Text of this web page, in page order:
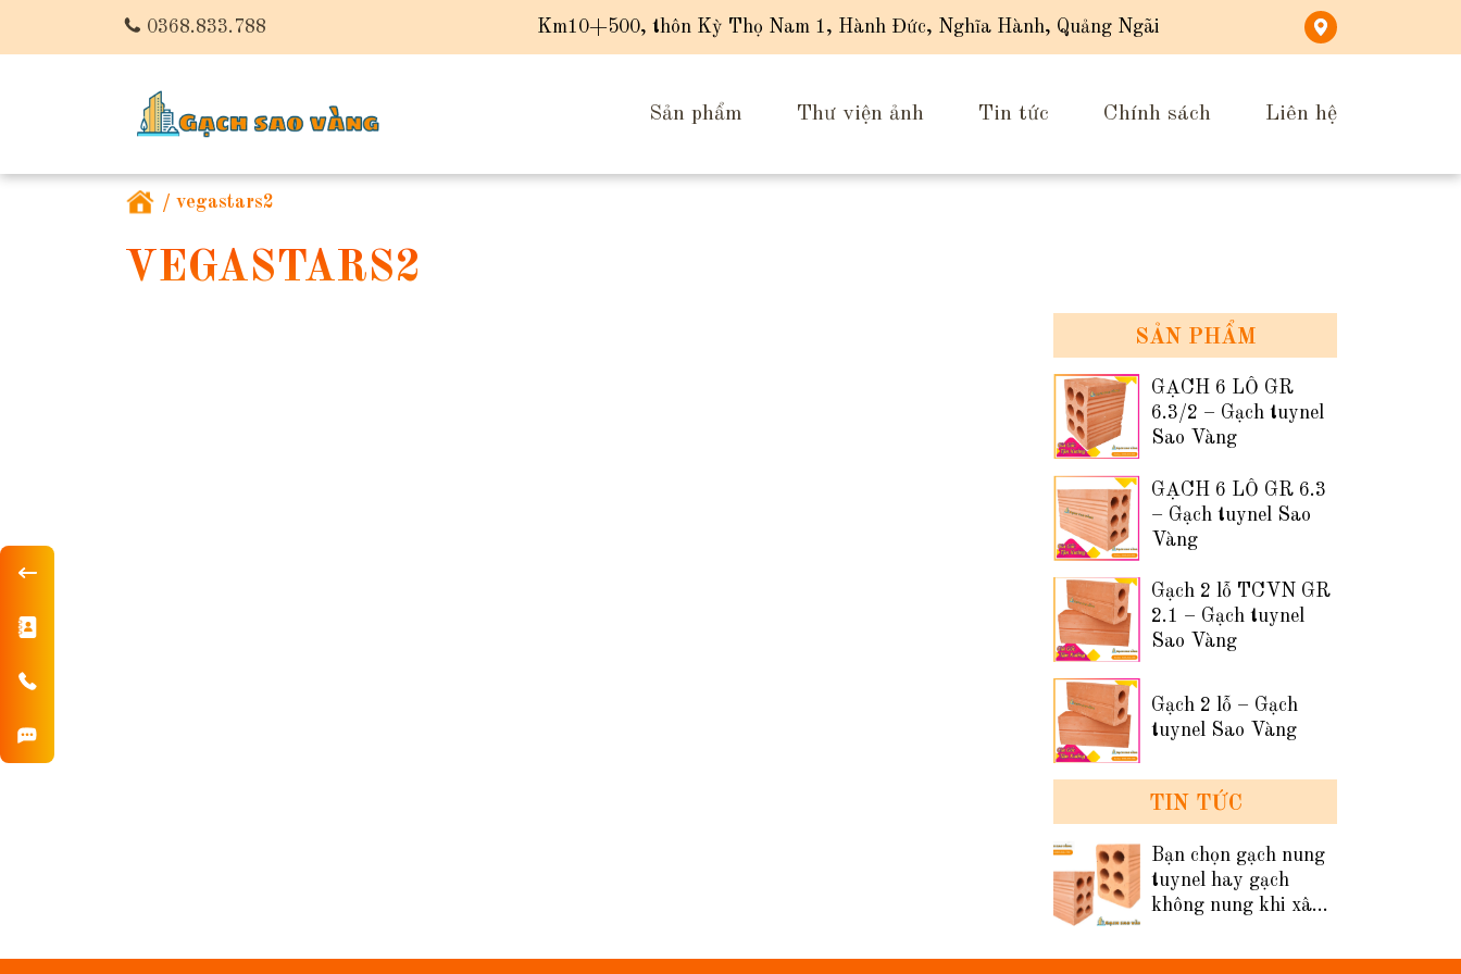
0368.833.788 Km10+500, thôn Kỳ Thọ Nam 1, Hành Đức, Nghĩa Hành, Quảng Ngãi
Sản phẩm Thư viện ảnh Tin tức Chính sách Liên hệ
/ vegastars2
VEGASTARS2
SẢN PHẨM
GẠCH 6 LỖ GR
6.3/2 – Gạch tuynel
Sao Vàng
GẠCH 6 LỖ GR 6.3
– Gạch tuynel Sao
Vàng
Gạch 2 lỗ TCVN GR
2.1 – Gạch tuynel
Sao Vàng
Gạch 2 lỗ – Gạch
tuynel Sao Vàng
TIN TỨC
Bạn chọn gạch nung
tuynel hay gạch
không nung khi xây